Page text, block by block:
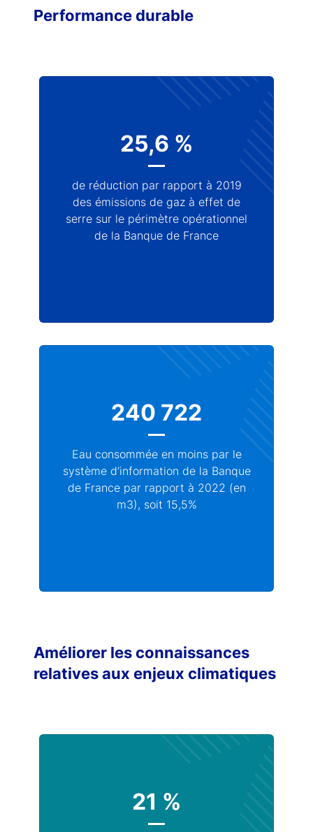
Performance durable
25,6 %
de réduction par rapport à 2019
des émissions de gaz à effet de
serre sur le périmètre opérationnel
de la Banque de France
240 722
Eau consommée en moins par le
système d’information de la Banque
de France par rapport à 2022 (en
m3), soit 15,5%
Améliorer les connaissances
relatives aux enjeux climatiques
21 %